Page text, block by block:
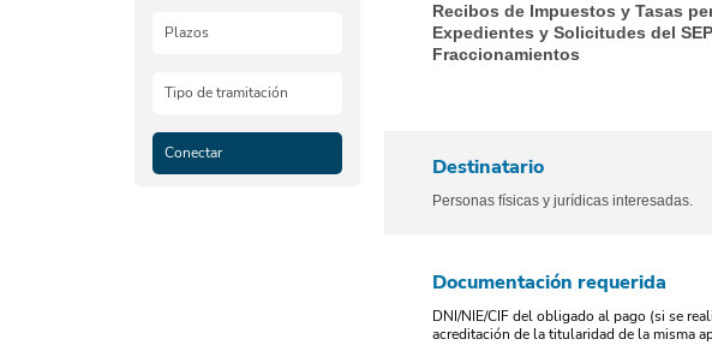
Plazos
Tipo de tramitación
Conectar
Recibos de Impuestos y Tasas
Expedientes y Solicitudes del
Fraccionamientos
Destinatario
Personas físicas y jurídicas interesadas.
Documentación requerida
DNI/NIE/CIF del obligado al pago (si se
acreditación de la titularidad de la misma